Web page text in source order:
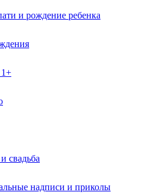
и рождение ребенка
1+
свадьба
надписи и приколы